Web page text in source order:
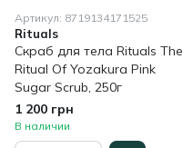
Артикул: 8719134171525
Rituals
Скраб для тела Rituals The
Ritual Of Yozakura Pink
Sugar Scrub, 250г
1 200 грн
В наличии